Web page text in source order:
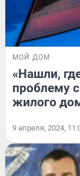
МОЙ ДОМ
«Нашли,
проблему
жилого
9 апреля, 2024,